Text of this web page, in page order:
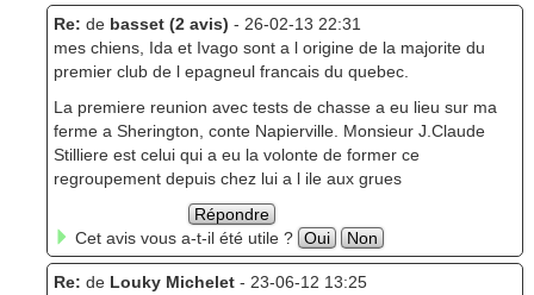
Re: de basset (2 avis) - 26-02-13 22:31
mes chiens, Ida et Ivago sont a l origine de la majorite du
premier club de l epagneul francais du quebec.
La premiere reunion avec tests de chasse a eu lieu sur ma
ferme a Sherington, conte Napierville. Monsieur J.Claude
Stilliere est celui qui a eu la volonte de former ce
regroupement depuis chez lui a l ile aux grues
Répondre
Cet avis vous a-t-il été utile ? Oui Non
Re: de Louky Michelet- 23-06-12 13:25